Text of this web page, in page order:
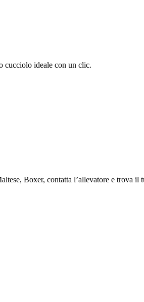
cucciolo ideale con un clic.
Boxer, contatta l’allevatore e trova il